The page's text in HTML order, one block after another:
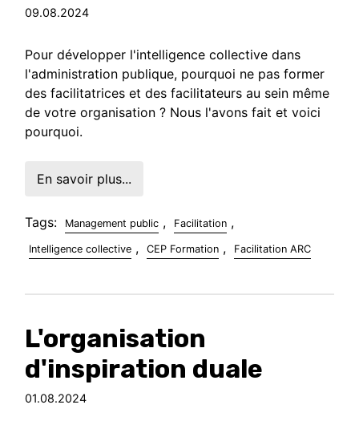
09.08.2024
Pour développer l'intelligence collective dans
l'administration publique, pourquoi ne pas former
des facilitatrices et des facilitateurs au sein même
de votre organisation ? Nous l'avons fait et voici
pourquoi.
En savoir plus...
Tags: Management public , Facilitation ,
Intelligence collective , CEP Formation , Facilitation ARC
L'organisation
d'inspiration duale
01.08.2024